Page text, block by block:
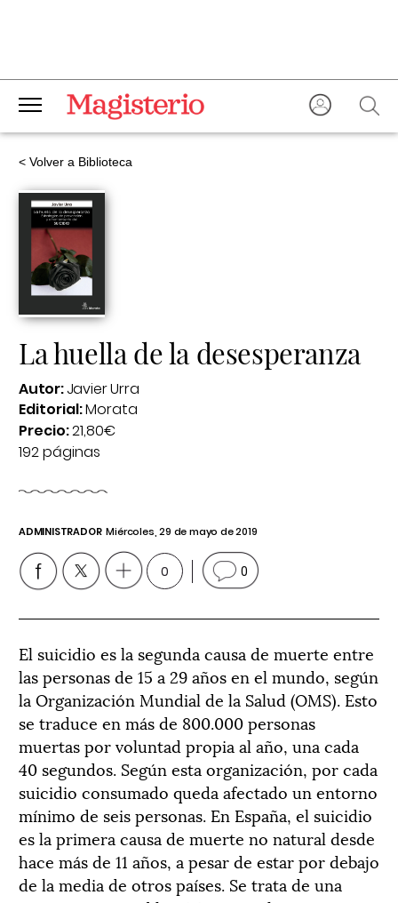
< Volver a Biblioteca
La huella de la desesperanza
Autor:Javier Urra
Editorial:Morata
Precio:21,80€
192 páginas
ADMINISTRADOR Miércoles, 29 de mayo de 2019
0 0
El suicidio es la segunda causa de muerte entre
las personas de 15 a 29 años en el mundo, según
la Organización Mundial de la Salud (OMS). Esto
se traduce en más de 800.000 personas
muertas por voluntad propia al año, una cada
40 segundos. Según esta organización, por cada
suicidio consumado queda afectado un entorno
mínimo de seis personas. En España, el suicidio
es la primera causa de muerte no natural desde
hace más de 11 años, a pesar de estar por debajo
de la media de otros países. Se trata de una